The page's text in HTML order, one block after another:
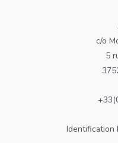
c/o
5
Identification